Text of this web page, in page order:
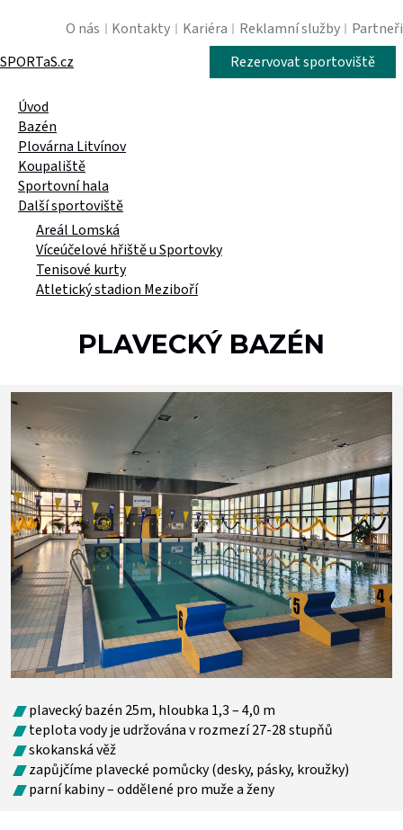
O nás Kontakty Kariéra Reklamní služby
Partneři
Rezervovat sportoviště
SPORTaS.cz
Úvod
Bazén
Plovárna Litvínov
Koupaliště
Sportovní hala
Další sportoviště
Areál Lomská
Víceúčelové hřiště u Sportovky
Tenisové kurty
Atletický stadion Meziboří
PLAVECKÝ BAZÉN
plavecký bazén 25m, hloubka 1,3 – 4,0 m
teplota vody je udržována v rozmezí 27-28 stupňů
skokanská věž
zapůjčíme plavecké pomůcky (desky, pásky, kroužky)
parní kabiny – oddělené pro muže a ženy